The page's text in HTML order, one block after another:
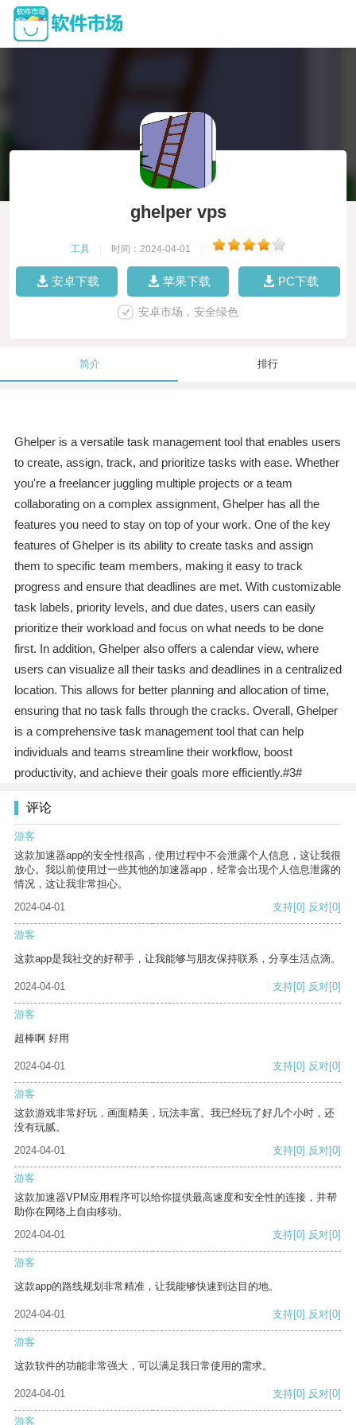
ghelper vps
工具 时间：2024-04-01
安卓下载 苹果下载 PC下载
安卓市场，安全绿色
简介 排行
Ghelper is a versatile task management tool that enables users
to create, assign, track, and prioritize tasks with ease. Whether
you're a freelancer juggling multiple projects or a team
collaborating on a complex assignment, Ghelper has all the
features you need to stay on top of your work. One of the key
features of Ghelper is its ability to create tasks and assign
them to specific team members, making it easy to track
progress and ensure that deadlines are met. With customizable
task labels, priority levels, and due dates, users can easily
prioritize their workload and focus on what needs to be done
first. In addition, Ghelper also offers a calendar view, where
users can visualize all their tasks and deadlines in a centralized
location. This allows for better planning and allocation of time,
ensuring that no task falls through the cracks. Overall, Ghelper
is a comprehensive task management tool that can help
individuals and teams streamline their workflow, boost
productivity, and achieve their goals more efficiently.#3#
评论
游客
这款加速器app的安全性很高，使用过程中不会泄露个人信息，这让我很
放心。我以前使用过一些其他的加速器app，经常会出现个人信息泄露的
情况，这让我非常担心。
2024-04-01
支持[0] 反对[0]
游客
这款app是我社交的好帮手，让我能够与朋友保持联系，分享生活点滴。
2024-04-01 支持[0] 反对[0]
游客
超棒啊 好用
2024-04-01 支持[0] 反对[0]
游客
这款游戏非常好玩，画面精美，玩法丰富。我已经玩了好几个小时，还
没有玩腻。
2024-04-01
支持[0] 反对[0]
游客
这款加速器VPM应用程序可以给你提供最高速度和安全性的连接，并帮
助你在网络上自由移动。
2024-04-01
支持[0] 反对[0]
游客
这款app的路线规划非常精准，让我能够快速到达目的地。
2024-04-01 支持[0] 反对[0]
游客
这款软件的功能非常强大，可以满足我日常使用的需求。
2024-04-01 支持[0] 反对[0]
游客